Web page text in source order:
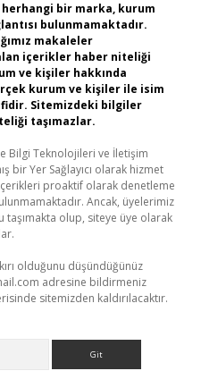
bir marka, kurum
bulunmamaktadır.
makaleler
içerikler haber niteliği
ve kişiler hakkında
kurum ve kişiler ile isim
Sitemizdeki bilgiler
taşımazlar.
Bilgi Teknolojileri ve İletişim
bir Yer Sağlayıcı olarak hizmet
proaktif olarak denetleme
Ancak, üyelerimiz
taşımakta olup, siteye üye olarak
olduğunu düşündüğünüz
adresine bildirmeniz
sitemizden kaldırılacaktır.